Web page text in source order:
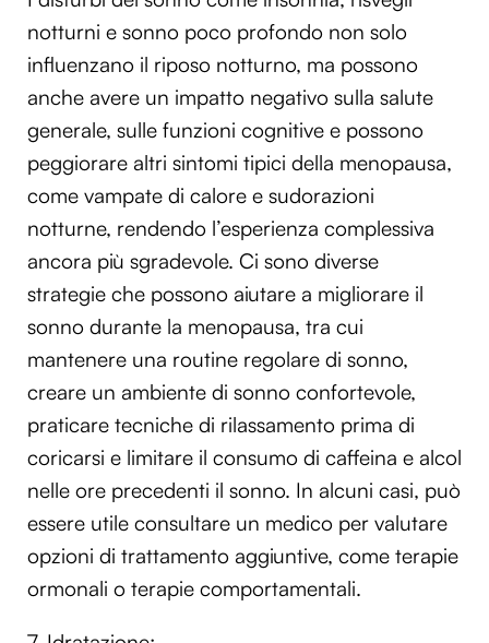
notturni e sonno poco profondo non solo
influenzano il riposo notturno, ma possono
anche avere un impatto negativo sulla salute
generale, sulle funzioni cognitive e possono
peggiorare altri sintomi tipici della menopausa,
come vampate di calore e sudorazioni
notturne, rendendo l’esperienza complessiva
ancora più sgradevole. Ci sono diverse
strategie che possono aiutare a migliorare il
sonno durante la menopausa, tra cui
mantenere una routine regolare di sonno,
creare un ambiente di sonno confortevole,
praticare tecniche di rilassamento prima di
coricarsi e limitare il consumo di caffeina e alcol
nelle ore precedenti il sonno. In alcuni casi, può
essere utile consultare un medico per valutare
opzioni di trattamento aggiuntive, come terapie
ormonali o terapie comportamentali.